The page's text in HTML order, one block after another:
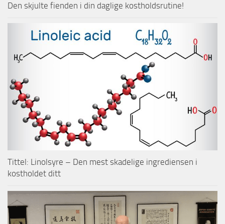
Den skjulte fienden i din daglige kostholdsrutine!
Tittel: Linolsyre – Den mest skadelige ingrediensen i
kostholdet ditt